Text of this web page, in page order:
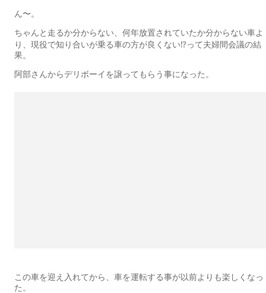
ん〜。
ちゃんと走るか分からない、何年放置されていたか分からない車よ
り、現役で知り合いが乗る車の方が良くない⁉︎って夫婦間会議の結
果。
阿部さんからデリボーイを譲ってもらう事になった。
この車を迎え入れてから、車を運転する事が以前よりも楽しくなっ
た。